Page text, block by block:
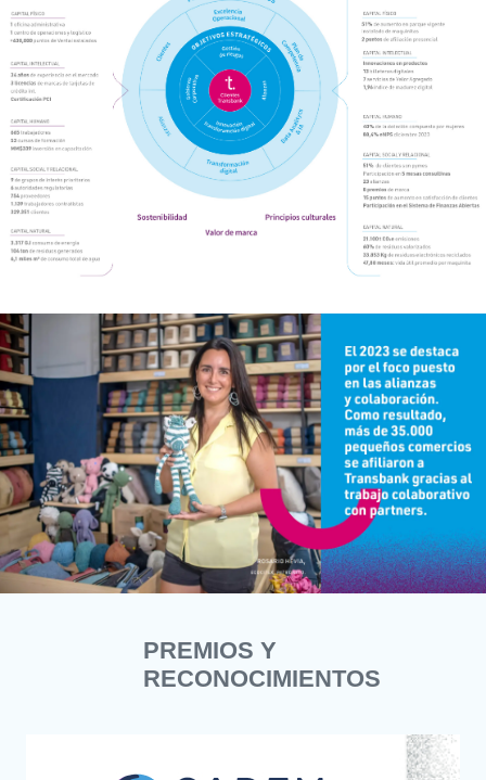
PREMIOS Y
RECONOCIMIENTOS